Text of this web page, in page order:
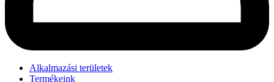
Alkalmazási területek
Termékeink